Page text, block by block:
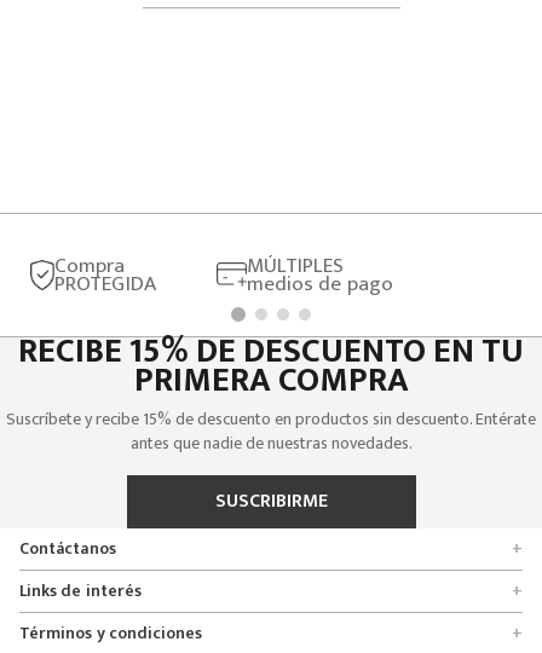
Compra
PROTEGIDA
MÚLTIPLES
medios de pago
RECIBE 15% DE DESCUENTO EN TU
PRIMERA COMPRA
Suscríbete y recibe 15% de descuento en productos sin descuento. Entérate
antes que nadie de nuestras novedades.
SUSCRIBIRME
Contáctanos
+
Encuentra tu tienda
Formulario de solicitudes
Links de interés +
Quienes somos
Términos y condiciones +